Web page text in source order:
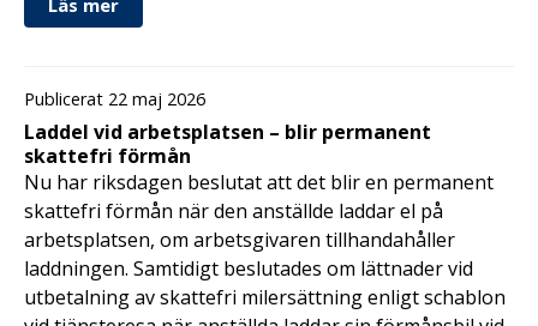
Publicerat 22 maj 2026
Laddel vid arbetsplatsen – blir permanent
skattefri förmån
Nu har riksdagen beslutat att det blir en permanent
skattefri förmån när den anställde laddar el på
arbetsplatsen, om arbetsgivaren tillhandahåller
laddningen. Samtidigt beslutades om lättnader vid
utbetalning av skattefri milersättning enligt schablon